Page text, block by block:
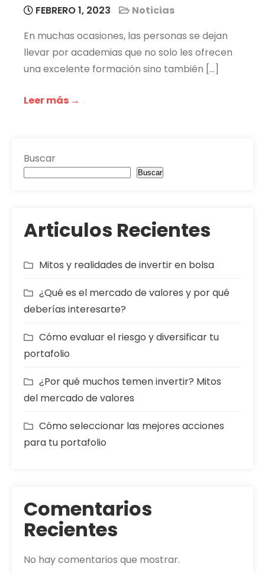
FEBRERO 1, 2023
Noticias
En muchas ocasiones, las personas se dejan
llevar por academias que no solo les ofrecen
una excelente formación sino también […]
Leer más →
Buscar
Buscar
Articulos Recientes
Mitos y realidades de invertir en bolsa
¿Qué es el mercado de valores y por qué
deberías interesarte?
Cómo evaluar el riesgo y diversificar tu
portafolio
¿Por qué muchos temen invertir? Mitos
del mercado de valores
Cómo seleccionar las mejores acciones
para tu portafolio
Comentarios
Recientes
No hay comentarios que mostrar.